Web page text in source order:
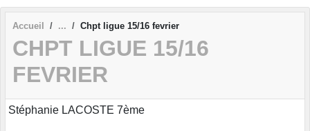
Accueil Chpt ligue 15/16 fevrier
CHPT LIGUE 15/16
FEVRIER
Stéphanie LACOSTE 7ème